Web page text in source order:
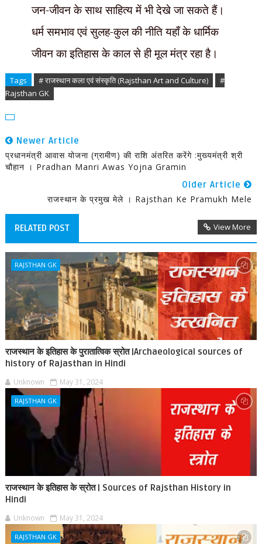
जन-जीवन के साथ साहित्य में भी देखे जा सकते हैं।
धर्म समभाव एवं सुलह-कुल की नीति यहाँ के धार्मिक
जीवन का इतिहास के काल से ही मूल मंत्र रहा है।
Tags # राजस्थान कला एवं संस्कृति (Rajsthan Art and Culture)
#
Rajsthan GK
Newer Article
प्रधानमंत्री आवास योजना (ग्रामीण) की राशि अंतरित करेंगे :मुख्यमंत्री श्री
चौहान । Pradhan Manri Awas Yojna Gramin
Older Article
राजस्थान के प्रमुख मेले । Rajsthan Ke Pramukh Mele
RELATED POST View More
RAJSTHAN GK
राजस्थान के इतिहास के पुरातात्विक स्रोत |Archaeological sources of
history of Rajasthan in Hindi
Unknown May 31, 2024
RAJSTHAN GK
राजस्थान के इतिहास के स्रोत | Sources of Rajsthan History in
Hindi
Unknown May 31, 2024
RAJSTHAN GK